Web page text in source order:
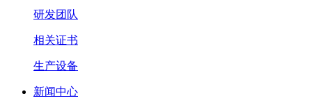
研发团队
相关证书
生产设备
新闻中心